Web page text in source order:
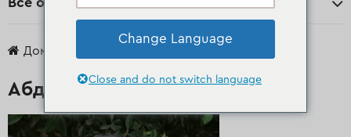
Дом
Абделькадер Альхабуни
Change Language
Close and do not switch language